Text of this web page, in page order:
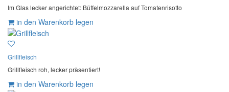
Im Glas lecker angerichtet: Büffelmozzarella auf Tomatenrisotto
in den Warenkorb legen
Grillfleisch
Grillfleisch roh, lecker präsentiert!
in den Warenkorb legen